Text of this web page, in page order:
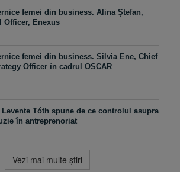
femei din business. Alina Ştefan,
Officer, Enexus
femei din business. Silvia Ene, Chief
Officer în cadrul OSCAR
Levente Tóth spune de ce controlul asupra
în antreprenoriat
Vezi mai multe ştiri